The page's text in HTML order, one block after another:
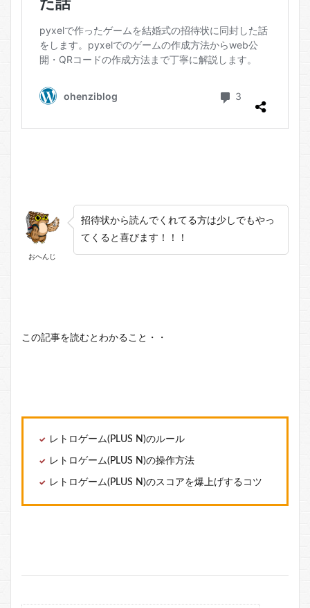
おへんじ
招待状から読んでくれてる方は少しでもやっ
てくると喜びます！！！
この記事を読むとわかること・・
レトロゲーム(PLUS N)のルール
レトロゲーム(PLUS N)の操作方法
レトロゲーム(PLUS N)のスコアを爆上げするコツ